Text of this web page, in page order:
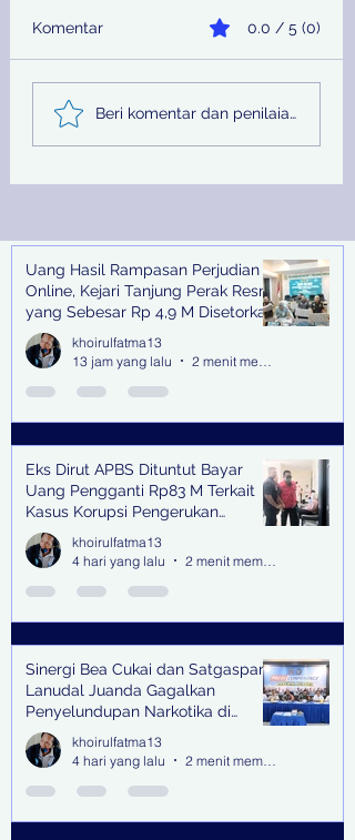
Sinergi Bea Cukai dan
Satgaspam Lanudal
Juanda Gagalkan
Komentar 0.0 / 5 (0)
Beri komentar dan penilaian...
Recent Posts
Uang Hasil Rampasan Perjudian
Online, Kejari Tanjung Perak Resmi
yang Sebesar Rp 4,9 M Disetorkan
Ke Negara.
khoirulfatma13
13 jam yang lalu
Eks Dirut APBS Dituntut Bayar
Uang Pengganti Rp83 M Terkait
Kasus Korupsi Pengerukan
Tanjung Perak
khoirulfatma13
4 hari yang lalu
Sinergi Bea Cukai dan Satgaspam
Lanudal Juanda Gagalkan
Penyelundupan Narkotika di
Bandara Juanda
khoirulfatma13
4 hari yang lalu